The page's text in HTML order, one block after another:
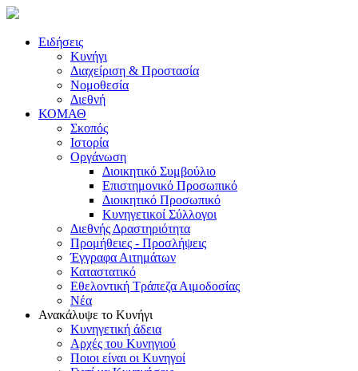
Ειδήσεις
Κυνήγι
Διαχείριση & Προστασία
Νομοθεσία
Διεθνή
ΚΟΜΑΘ
Σκοπός
Ιστορία
Οργάνωση
Διοικητικό Συμβούλιο
Επιστημονικό Προσωπικό
Διοικητικό Προσωπικό
Κυνηγετικοί Σύλλογοι
Διεθνής Δραστηριότητα
Προμήθειες - Προσλήψεις
Έγγραφα Αιτημάτων
Καταστατικό
Εθελοντική Τράπεζα Αιμοδοσίας
Νέα
Ανακάλυψε το Κυνήγι
Κυνηγετική άδεια
Αρχές του Κυνηγιού
Ποιοι είναι οι Κυνηγοί